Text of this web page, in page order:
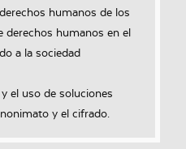
humanos de los
derechos humanos en el
a la sociedad
el uso de soluciones
y el cifrado.